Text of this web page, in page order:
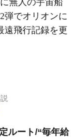
弾でオリオンに
遠飛行記録を更
ルート/“毎年給